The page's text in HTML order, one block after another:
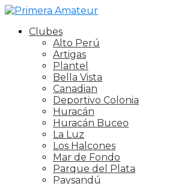
Clubes
Alto Perú
Artigas
Plantel
Bella Vista
Canadian
Deportivo Colonia
Huracán
Huracán Buceo
La Luz
Los Halcones
Mar de Fondo
Parque del Plata
Paysandú